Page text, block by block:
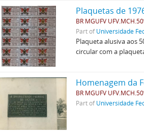
Plaquetas de
BR MGUFV
Part ofUniversidade
Plaqueta alusiva aos
circular com a
Homenagem da
BR MGUFV
Part ofUniversidade